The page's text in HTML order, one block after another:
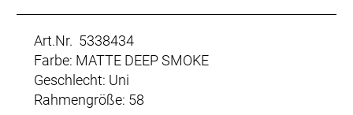
Art.Nr. 5338434
Farbe: MATTE DEEP SMOKE
Geschlecht: Uni
Rahmengröße: 58